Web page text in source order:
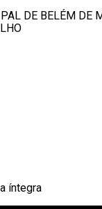
DE BELÉM DE
íntegra